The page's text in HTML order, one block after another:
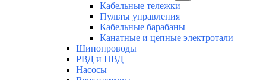
Кабельные тележки
Пульты управления
Кабельные барабаны
Канатные и цепные электротали
Шинопроводы
РВД и ПВД
Насосы